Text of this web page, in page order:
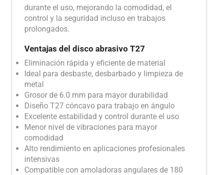
durante el uso, mejorando la comodidad, el
control y la seguridad incluso en trabajos
prolongados.
Ventajas del disco abrasivo T27
Eliminación rápida y eficiente de material
Ideal para desbaste, desbarbado y limpieza de
metal
Grosor de 6.0 mm para mayor durabilidad
Diseño T27 cóncavo para trabajo en ángulo
Excelente estabilidad y control durante el uso
Menor nivel de vibraciones para mayor
comodidad
Alto rendimiento en aplicaciones profesionales
intensivas
Compatible con amoladoras angulares de 180